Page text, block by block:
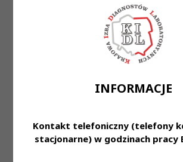
INFORMACJE
Kontakt telefoniczny (telefony
stacjonarne) w godzinach pracy
opieki zdrowotnej
wymagających
ustalenia odrębnego
Stanowiska
KRDL VI
ustaw i